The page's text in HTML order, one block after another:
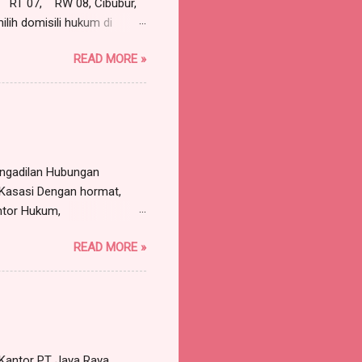
07, RW 08, Cibubur,
domisili hukum di
Sekretaris Serikat
Bersama, beralamat
sama maupun sendiri-
nama serta
READ MORE »
Hubungan
Dengan hormat,
Hukum,
dan atas nama PT
Bogor, dengan ini
Liana Sari, Dkk (3
Negeri Bandung
READ MORE »